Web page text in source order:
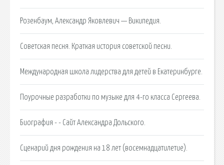
Розенбаум, Александр Яковлевич — Википедия.
Советская песня. Краткая история советской песни.
Международная школа лидерства для детей в Екатеринбурге.
Поурочные разработки по музыке для 4-го класса Сергеева.
Биография - - Сайт Александра Дольского.
Сценарий дня рождения на 18 лет (восемнадцатилетие).